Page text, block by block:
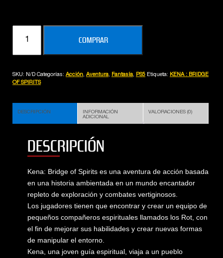
BRIDGE
SPIRITS
cantidad
COMPRAR
SKU: N/D Categorías: Acción, Aventura, Fantasía, PS5 Etiqueta: KENA : BRIDGE
OF SPIRITS
DESCRIPCIÓN
INFORMACIÓN
ADICIONAL
VALORACIONES (0)
DESCRIPCIÓN
Kena: Bridge of Spirits es una aventura de acción basada
en una historia ambientada en un mundo encantador
repleto de exploración y combates vertiginosos.
Los jugadores tienen que encontrar y crear un equipo de
pequeños compañeros espirituales llamados los Rot, con
el fin de mejorar sus habilidades y crear nuevas formas
de manipular el entorno.
Kena, una joven guía espiritual, viaja a un pueblo